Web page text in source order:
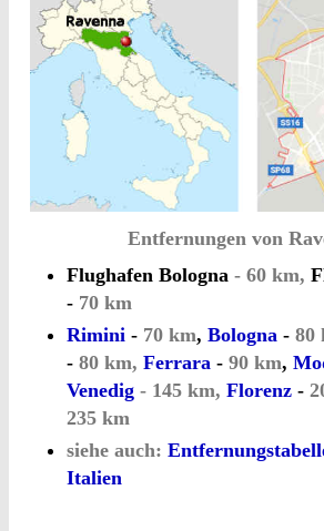
Entfernungen von
Flughafen Bologna - 60 km,
- 70 km
Rimini - 70 km, Bologna - 80
- 80 km, Ferrara - 90 km,
Venedig - 145 km, Florenz -
235 km
siehe auch:
Italien